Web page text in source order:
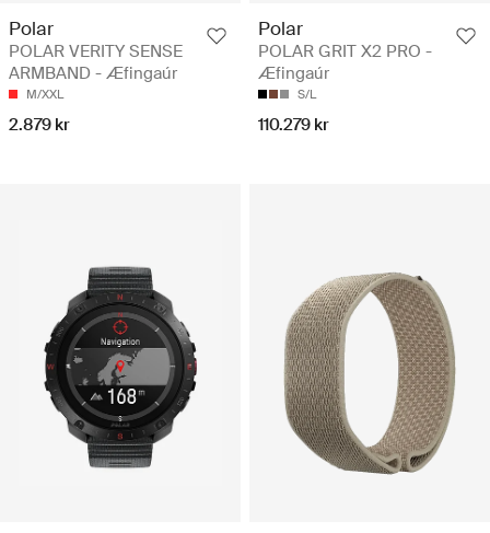
Polar
POLAR VERITY SENSE
ARMBAND - Æfingaúr
M/XXL
2.879 kr
Polar
POLAR GRIT X2 PRO -
Æfingaúr
S/L
110.279 kr